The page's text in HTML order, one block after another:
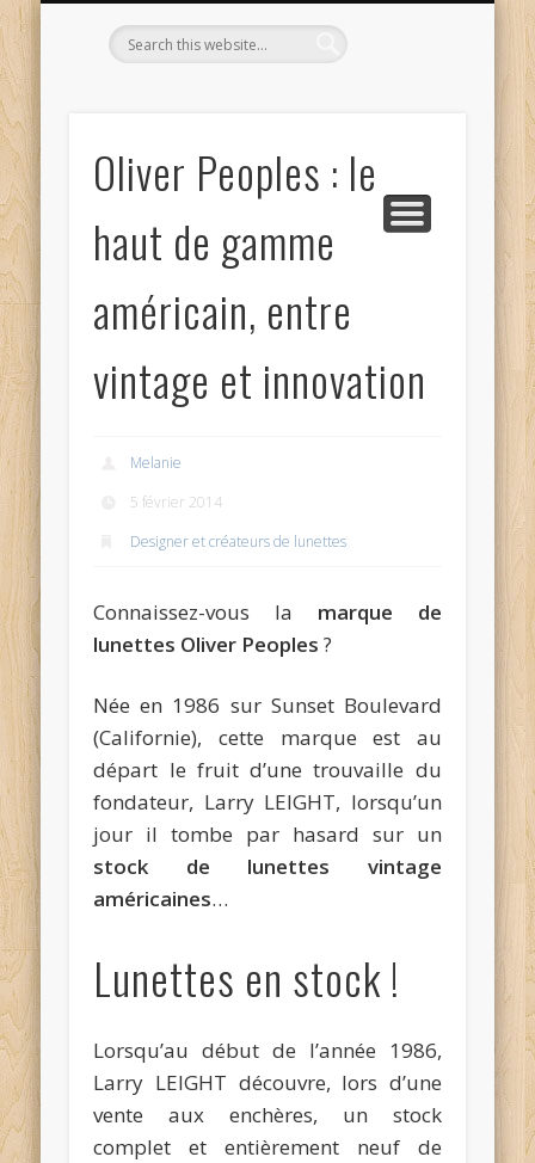
Oliver Peoples : le
haut de gamme
américain, entre
vintage et innovation
Melanie
5 février 2014
Designer et créateurs de lunettes
Connaissez-vous la marque de
lunettes Oliver Peoples ?
Née en 1986 sur Sunset Boulevard
(Californie), cette marque est au
départ le fruit d’une trouvaille du
fondateur, Larry LEIGHT, lorsqu’un
jour il tombe par hasard sur un
stock de lunettes vintage
américaines…
Lunettes en stock !
Lorsqu’au début de l’année 1986,
Larry LEIGHT découvre, lors d’une
vente aux enchères, un stock
complet et entièrement neuf de